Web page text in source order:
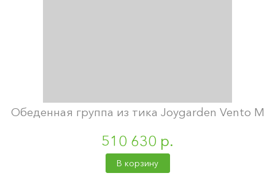
Обеденная группа из тика Joygarden Vento M
510 630 р.
В корзину